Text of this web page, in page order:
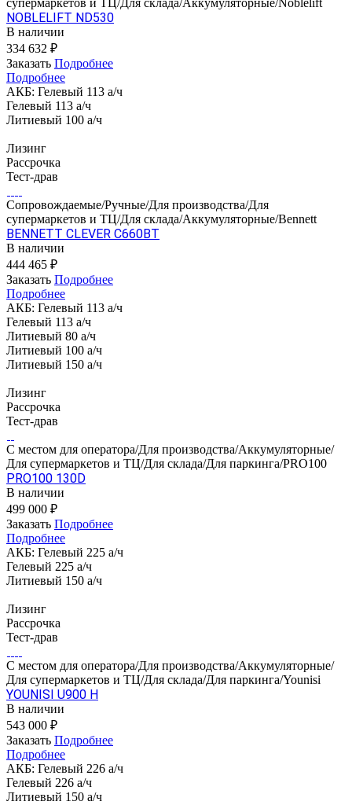
супермаркетов и ТЦ/Для склада/Аккумуляторные/Noblelift
NOBLELIFT ND530
В наличии
334 632 ₽
Заказать Подробнее
Подробнее
АКБ: Гелевый 113 а/ч
Гелевый 113 а/ч
Литиевый 100 а/ч
Лизинг
Рассрочка
Тест-драв
Сопровождаемые/Ручные/Для производства/Для
супермаркетов и ТЦ/Для склада/Аккумуляторные/Bennett
BENNETT CLEVER C660BT
В наличии
444 465 ₽
Заказать Подробнее
Подробнее
АКБ: Гелевый 113 а/ч
Гелевый 113 а/ч
Литиевый 80 а/ч
Литиевый 100 а/ч
Литиевый 150 а/ч
Лизинг
Рассрочка
Тест-драв
С местом для оператора/Для производства/Аккумуляторные/
Для супермаркетов и ТЦ/Для склада/Для паркинга/PRO100
PRO100 130D
В наличии
499 000 ₽
Заказать Подробнее
Подробнее
АКБ: Гелевый 225 а/ч
Гелевый 225 а/ч
Литиевый 150 а/ч
Лизинг
Рассрочка
Тест-драв
С местом для оператора/Для производства/Аккумуляторные/
Для супермаркетов и ТЦ/Для склада/Для паркинга/Younisi
YOUNISI U900 H
В наличии
543 000 ₽
Заказать Подробнее
Подробнее
АКБ: Гелевый 226 а/ч
Гелевый 226 а/ч
Литиевый 150 а/ч